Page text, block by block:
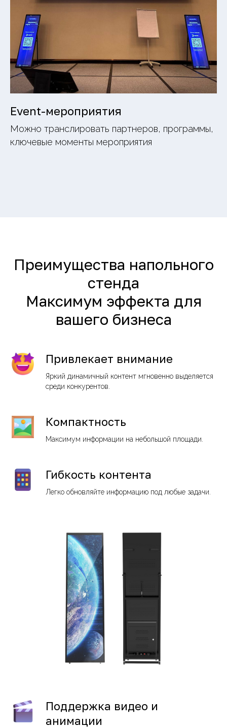
Event-мероприятия
Можно транслировать партнеров, программы,
ключевые моменты мероприятия
Преимущества напольного
стенда
Максимум эффекта для
вашего бизнеса
Привлекает внимание
Яркий динамичный контент мгновенно выделяется
среди конкурентов.
Компактность
Максимум информации на небольшой площади.
Гибкость контента
Легко обновляйте информацию под любые задачи.
Поддержка видео и
анимации